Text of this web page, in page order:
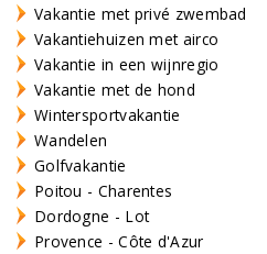
Vakantie met privé zwembad
Vakantiehuizen met airco
Vakantie in een wijnregio
Vakantie met de hond
Wintersportvakantie
Wandelen
Golfvakantie
Poitou - Charentes
Dordogne - Lot
Provence - Côte d'Azur